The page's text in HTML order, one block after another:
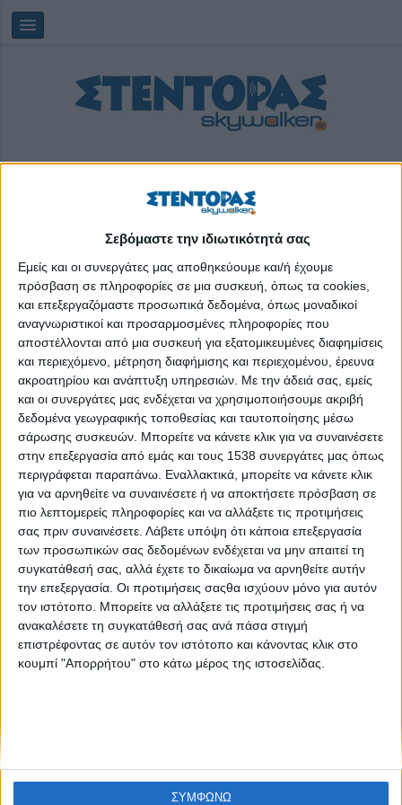
Σεβόμαστε την ιδιωτικότητά σας
Εμείς και οι συνεργάτες μας αποθηκεύουμε και/ή έχουμε
πρόσβαση σε πληροφορίες σε μια συσκευή, όπως τα cookies,
και επεξεργαζόμαστε προσωπικά δεδομένα, όπως μοναδικοί
αναγνωριστικοί και προσαρμοσμένες πληροφορίες που
αποστέλλονται από μια συσκευή για εξατομικευμένες διαφημίσεις
και περιεχόμενο, μέτρηση διαφήμισης και περιεχομένου, έρευνα
ακροατηρίου και ανάπτυξη υπηρεσιών. Με την άδειά σας, εμείς
και οι συνεργάτες μας ενδέχεται να χρησιμοποιήσουμε ακριβή
δεδομένα γεωγραφικής τοποθεσίας και ταυτοποίησης μέσω
σάρωσης συσκευών. Μπορείτε να κάνετε κλικ για να συναινέσετε
στην επεξεργασία από εμάς και τους 1538 συνεργάτες μας όπως
περιγράφεται παραπάνω. Εναλλακτικά, μπορείτε να κάνετε κλικ
για να αρνηθείτε να συναινέσετε ή να αποκτήσετε πρόσβαση σε
πιο λεπτομερείς πληροφορίες και να αλλάξετε τις προτιμήσεις
σας πριν συναινέσετε. Λάβετε υπόψη ότι κάποια επεξεργασία
των προσωπικών σας δεδομένων ενδέχεται να μην απαιτεί τη
συγκατάθεσή σας, αλλά έχετε το δικαίωμα να αρνηθείτε αυτήν
την επεξεργασία. Οι προτιμήσεις σαςθα ισχύουν μόνο για αυτόν
τον ιστότοπο. Μπορείτε να αλλάξετε τις προτιμήσεις σας ή να
ανακαλέσετε τη συγκατάθεσή σας ανά πάσα στιγμή
επιστρέφοντας σε αυτόν τον ιστότοπο και κάνοντας κλικ στο
κουμπί "Απορρήτου" στο κάτω μέρος της ιστοσελίδας.
ΣΥΜΦΩΝΩ
Πέμπτη, 06/08/2026 23:52:35
in action
Φεστιβάλ Νεοφυούς Επιχειρηματικότητας GRBossible “In
Action”
None feed
CONNECT
NEWSLETTER